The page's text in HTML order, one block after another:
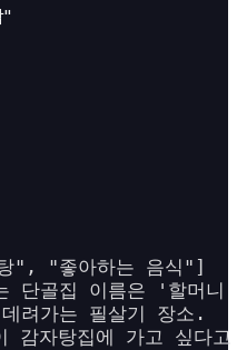
"
", "좋아하는 음식"]
단골집 이름은 '할머
려가는 필살기 장소.
자탕집에 가고 싶다